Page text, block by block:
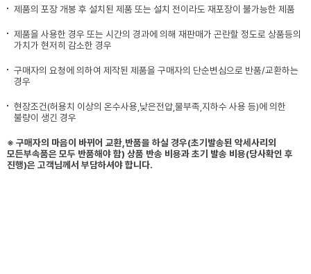
제품의 포장 개봉 후 설치된 제품 또는 설치 전이라도 재포장이 불가능한 제품
제품을 사용한 경우 또는 시간의 경과에 의해 재판매가 곤란할 정도로 상품등의
가치가 현저히 감소한 경우
구매자의 요청에 의하여 제작된 제품을 구매자의 단순변심으로 반품/교환하는
경우
현장조건(허용치 이상의 온수사용,낮은전압,물부족,지하수 사용 등)에 의한
불량이 생긴 경우
※ 구매자의 마음이 바뀌어 교환,반품을 하실 경우(초기발송된 악세사리외
모든부속품은 모두 반품해야 함) 상품 반송 비용과 초기 발송 비용(당사확인 후
진행)은 고객님께서 부담하셔야 합니다.